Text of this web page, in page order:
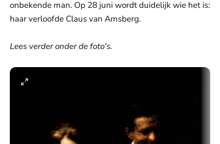
onbekende man. Op 28 juni wordt duidelijk wie het is:
haar verloofde Claus van Amsberg.
Lees verder onder de foto's.